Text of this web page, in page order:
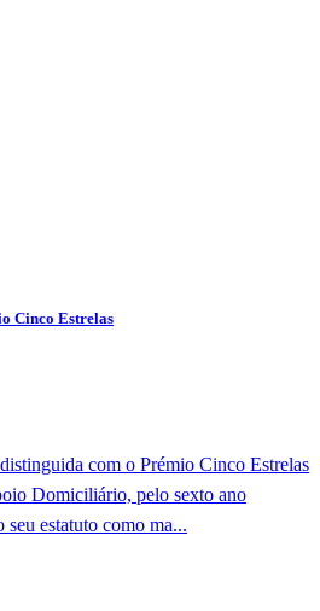
Cinco Estrelas
com o Prémio Cinco Estrelas
Domiciliário, pelo sexto ano
estatuto como ma...